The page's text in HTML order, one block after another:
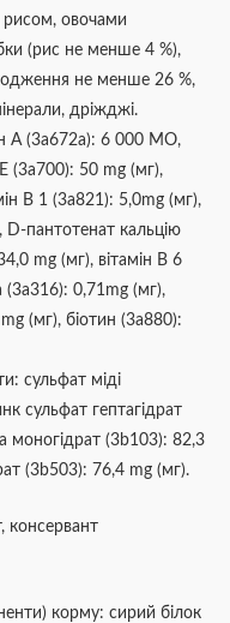
рисом, овочами
(рис не менше 4 %),
не менше 26 %,
дріжджі.
А (3a672a): 6 000 МО,
(3a700): 50 mg (мг),
В 1 (3a821): 5,0mg (мг),
D-пантотенат кальцію
mg (мг), вітамін В 6
(3a316): 0,71mg (мг),
(мг), біотин (3a880):
сульфат міді
сульфат гептагідрат
моногідрат (3b103): 82,3
(3b503): 76,4 mg (мг).
консервант
корму: сирий білок